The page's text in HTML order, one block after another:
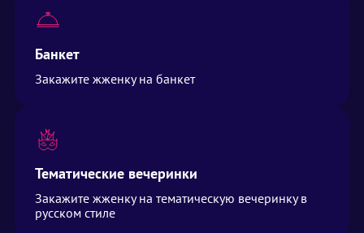
Банкет
Закажите жженку на банкет
Тематические вечеринки
Закажите жженку на тематическую вечеринку в
русском стиле